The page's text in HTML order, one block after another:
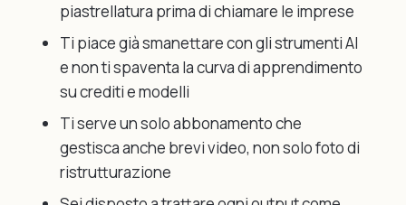
piastrellatura prima di chiamare le imprese
Ti piace già smanettare con gli strumenti AI
e non ti spaventa la curva di apprendimento
su crediti e modelli
Ti serve un solo abbonamento che
gestisca anche brevi video, non solo foto di
ristrutturazione